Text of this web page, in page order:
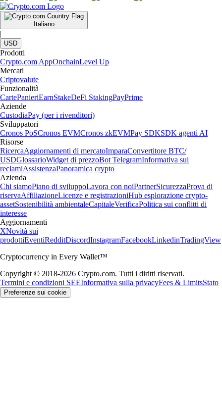
Italiano
|
USD
Prodotti
Crypto.com AppOnchainLevel Up
Mercati
Criptovalute
Funzionalità
CartePanieriEarnStakeDeFi StakingPayPrime
Aziende
CustodiaPay (per i rivenditori)
Sviluppatori
Cronos PoSCronos EVMCronos zkEVMPay SDKSDK agenti AI
Risorse
RicercaAggiornamenti di mercatoImparaConvertitore BTC/
USDGlossarioWidget di prezzoBot TelegramInformativa sui
reclamiAssistenzaPanoramica crypto
Azienda
Chi siamoPiano di sviluppoLavora con noiPartnerSicurezzaProva di
riservaAffiliazioneLicenze e registrazioniHub esplorazione crypto-
assetSostenibilità ambientaleCapitaleVerificaPolitica sui conflitti di
interesse
Aggiornamenti
XNovità sui
prodottiEventiRedditDiscordInstagramFacebookLinkedinTradingView
Cryptocurrency in Every Wallet™
Copyright © 2018-2026 Crypto.com. Tutti i diritti riservati.
Termini e condizioni SEEInformativa sulla privacyFees & LimitsStato
Preferenze sui cookie